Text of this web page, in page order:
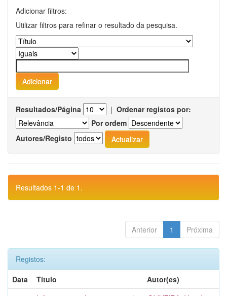
Adicionar filtros:
Utilizar filtros para refinar o resultado da pesquisa.
Resultados/Página | Ordenar registos por:
Por ordem
Autores/Registo
Resultados 1-1 de 1.
Anterior 1 Próxima
Registos:
Data
Título
Autor(es)